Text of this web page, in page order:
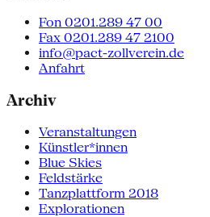
Fon 0201.289 47 00
Fax 0201.289 47 2100
info@pact-zollverein.de
Anfahrt
Archiv
Veranstaltungen
Künstler*innen
Blue Skies
Feldstärke
Tanzplattform 2018
Explorationen